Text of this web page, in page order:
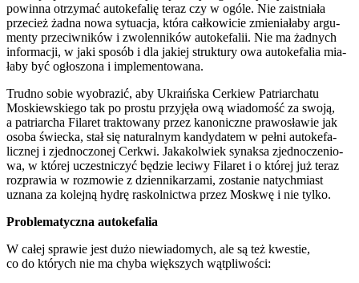
powin­na otrzy­mać auto­ke­fa­lię teraz czy w ogó­le. Nie zaist­nia­ła
prze­cież żad­na nowa sytu­acja, któ­ra cał­ko­wi­cie zmie­nia­ła­by argu­
men­ty prze­ciw­ni­ków i zwo­len­ni­ków auto­ke­fa­lii. Nie ma żad­nych
infor­ma­cji, w jaki spo­sób i dla jakiej struk­tu­ry owa auto­ke­fa­lia mia­
ła­by być ogło­szo­na i imple­men­to­wa­na.
Trud­no sobie wyobra­zić, aby Ukra­iń­ska Cer­kiew Patriar­cha­tu
Moskiew­skie­go tak po pro­stu przy­ję­ła ową wia­do­mość za swo­ją,
a patriar­cha Fila­ret trak­to­wa­ny przez kano­nicz­ne pra­wo­sła­wie jak
oso­ba świec­ka, stał się natu­ral­nym kan­dy­da­tem w peł­ni auto­ke­fa­
licz­nej i zjed­no­czo­nej Cer­kwi. Jaka­kol­wiek synak­sa zjed­no­cze­nio­
wa, w któ­rej uczest­ni­czyć będzie leci­wy Fila­ret i o któ­rej już teraz
roz­pra­wia w roz­mo­wie z dzien­ni­ka­rza­mi, zosta­nie natych­miast
uzna­na za kolej­ną hydrę raskol­nic­twa przez Moskwę i nie tyl­ko.
Pro­ble­ma­tycz­na auto­ke­fa­lia
W całej spra­wie jest dużo nie­wia­do­mych, ale są też kwe­stie,
co do któ­rych nie ma chy­ba więk­szych wąt­pli­wo­ści: